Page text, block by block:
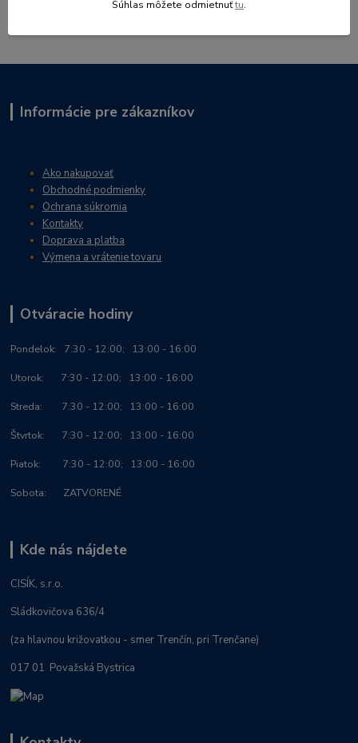
Informácie pre zákazníkov
Ako nakupovať
Obchodné podmienky
Ochrana súkromia
Kontakty
Doprava a platba
Výmena a vrátenie tovaru
Otváracie hodiny
Pondelok: 7:30 - 12:00; 13:00 - 16:00
Utorok: 7:30 - 12:00; 13:00 - 16:00
Streda: 7:30 - 12:00; 13:00 - 16:00
Štvrtok: 7:30 - 12:00; 13:00 - 16:00
Piatok: 7:30 - 12:00; 13:00 - 16:00
Sobota: ZATVORENÉ
Kde nás nájdete
CISÍK, s.r.o.
Sládkovičova 636/4
(za hlavnou križovatkou - smer Trenčín, pri Trenčane)
017 01 Považská Bystrica
Súhlas môžete odmietnuťtu.